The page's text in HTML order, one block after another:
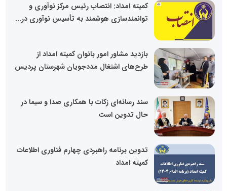
کمیته امداد: انتصاب رئیس مرکز نوآوری و
توانمندسازی هوشمند به تأسیس نوآوری در...
بازدید مشاور امور بانوان کمیته امداد از
طرح‌های اشتغال مددجویان شهرستان پردیس
سند رسانه‌ای زکات با همکاری صدا و سیما در
حال تدوین است
تدوین برنامه راهبردی چهارم فناوری اطلاعات
کمیته امداد